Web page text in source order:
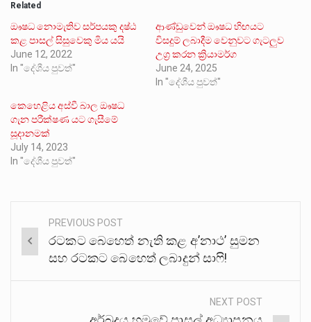
Related
ඖෂධ නොමැතිව සර්පයකු දෂ්ඨ
කළ පාසල් සිසුවෙකු මිය යයි
June 12, 2022
In "දේශීය පුවත්"
ආණ්ඩුවෙන් ඖෂධ හිඟයට
විසදුම් ලබාදීම වෙනුවට ගැටලුව
උග්‍ර කරන ක්‍රියාමර්ග
June 24, 2025
In "දේශීය පුවත්"
කෙහෙළිය අස්වී බාල ඖෂධ
ගැන පරීක්ෂණ යට ගැසීමේ
සූදානමක්
July 14, 2023
In "දේශීය පුවත්"
Post
navigation
PREVIOUS POST
රටකට බෙහෙත් නැති කළ අ’නාථ’ සුමන
සහ රටකට බෙහෙත් ලබාදුන් සාෆි!
NEXT POST